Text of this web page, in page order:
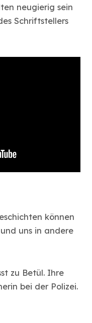
neugierig sein
Schriftstellers
können
uns in andere
zu Betül. Ihre
bei der Polizei.